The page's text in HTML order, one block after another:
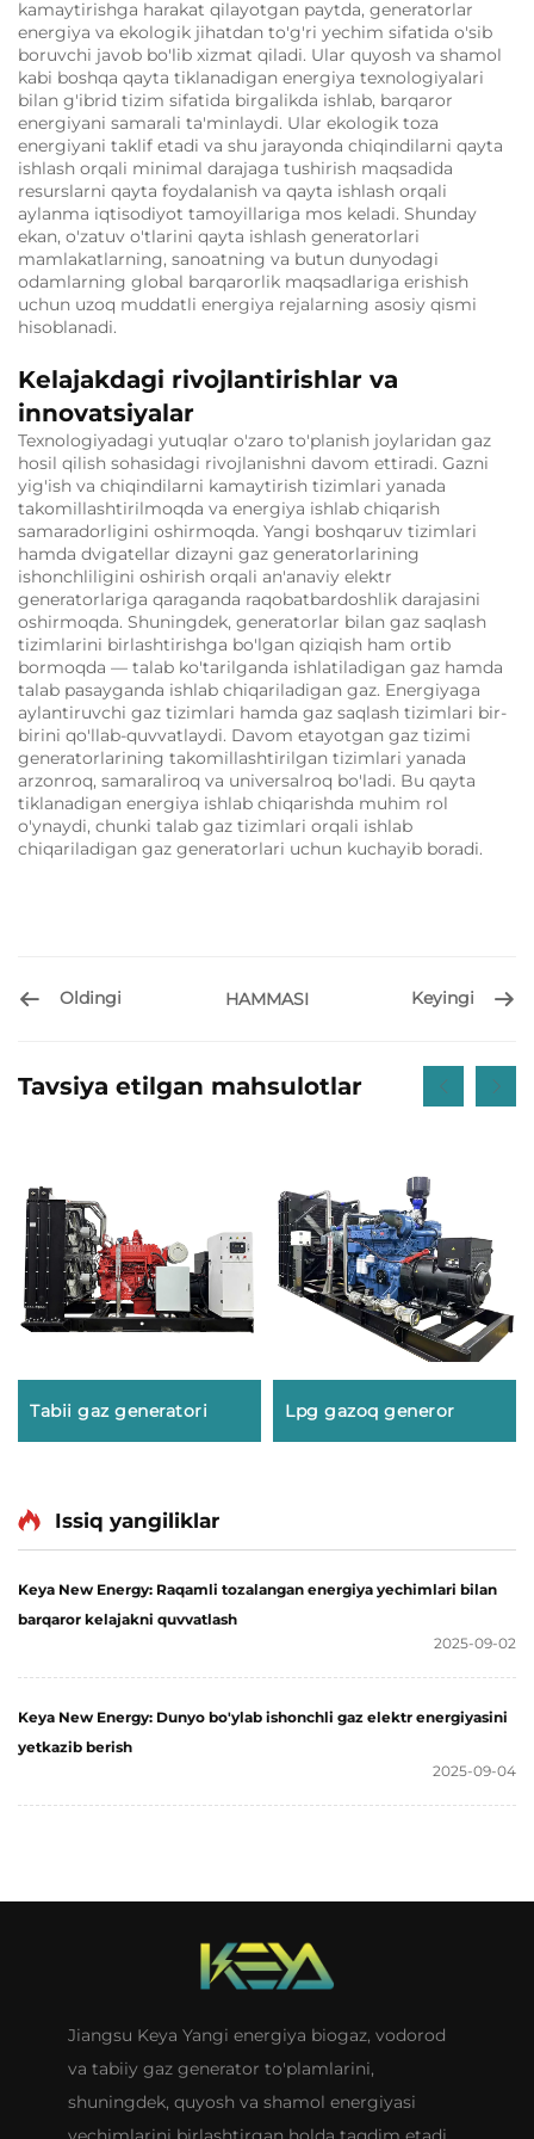
kamaytirishga harakat qilayotgan paytda, generatorlar
energiya va ekologik jihatdan to'g'ri yechim sifatida o'sib
boruvchi javob bo'lib xizmat qiladi. Ular quyosh va shamol
kabi boshqa qayta tiklanadigan energiya texnologiyalari
bilan g'ibrid tizim sifatida birgalikda ishlab, barqaror
energiyani samarali ta'minlaydi. Ular ekologik toza
energiyani taklif etadi va shu jarayonda chiqindilarni qayta
ishlash orqali minimal darajaga tushirish maqsadida
resurslarni qayta foydalanish va qayta ishlash orqali
aylanma iqtisodiyot tamoyillariga mos keladi. Shunday
ekan, o'zatuv o'tlarini qayta ishlash generatorlari
mamlakatlarning, sanoatning va butun dunyodagi
odamlarning global barqarorlik maqsadlariga erishish
uchun uzoq muddatli energiya rejalarning asosiy qismi
hisoblanadi.
Kelajakdagi rivojlantirishlar va
innovatsiyalar
Texnologiyadagi yutuqlar o'zaro to'planish joylaridan gaz
hosil qilish sohasidagi rivojlanishni davom ettiradi. Gazni
yig'ish va chiqindilarni kamaytirish tizimlari yanada
takomillashtirilmoqda va energiya ishlab chiqarish
samaradorligini oshirmoqda. Yangi boshqaruv tizimlari
hamda dvigatellar dizayni gaz generatorlarining
ishonchliligini oshirish orqali an'anaviy elektr
generatorlariga qaraganda raqobatbardoshlik darajasini
oshirmoqda. Shuningdek, generatorlar bilan gaz saqlash
tizimlarini birlashtirishga bo'lgan qiziqish ham ortib
bormoqda — talab ko'tarilganda ishlatiladigan gaz hamda
talab pasayganda ishlab chiqariladigan gaz. Energiyaga
aylantiruvchi gaz tizimlari hamda gaz saqlash tizimlari bir-
birini qo'llab-quvvatlaydi. Davom etayotgan gaz tizimi
generatorlarining takomillashtirilgan tizimlari yanada
arzonroq, samaraliroq va universalroq bo'ladi. Bu qayta
tiklanadigan energiya ishlab chiqarishda muhim rol
o'ynaydi, chunki talab gaz tizimlari orqali ishlab
chiqariladigan gaz generatorlari uchun kuchayib boradi.
Oldingi HAMMASI Keyingi
Tavsiya etilgan mahsulotlar
Tabii gaz generatori Lpg gazoq generor
Issiq yangiliklar
Keya New Energy: Raqamli tozalangan energiya yechimlari bilan
barqaror kelajakni quvvatlash
2025-09-02
Keya New Energy: Dunyo bo'ylab ishonchli gaz elektr energiyasini
yetkazib berish
2025-09-04
Jiangsu Keya Yangi energiya biogaz, vodorod
va tabiiy gaz generator to'plamlarini,
shuningdek, quyosh va shamol energiyasi